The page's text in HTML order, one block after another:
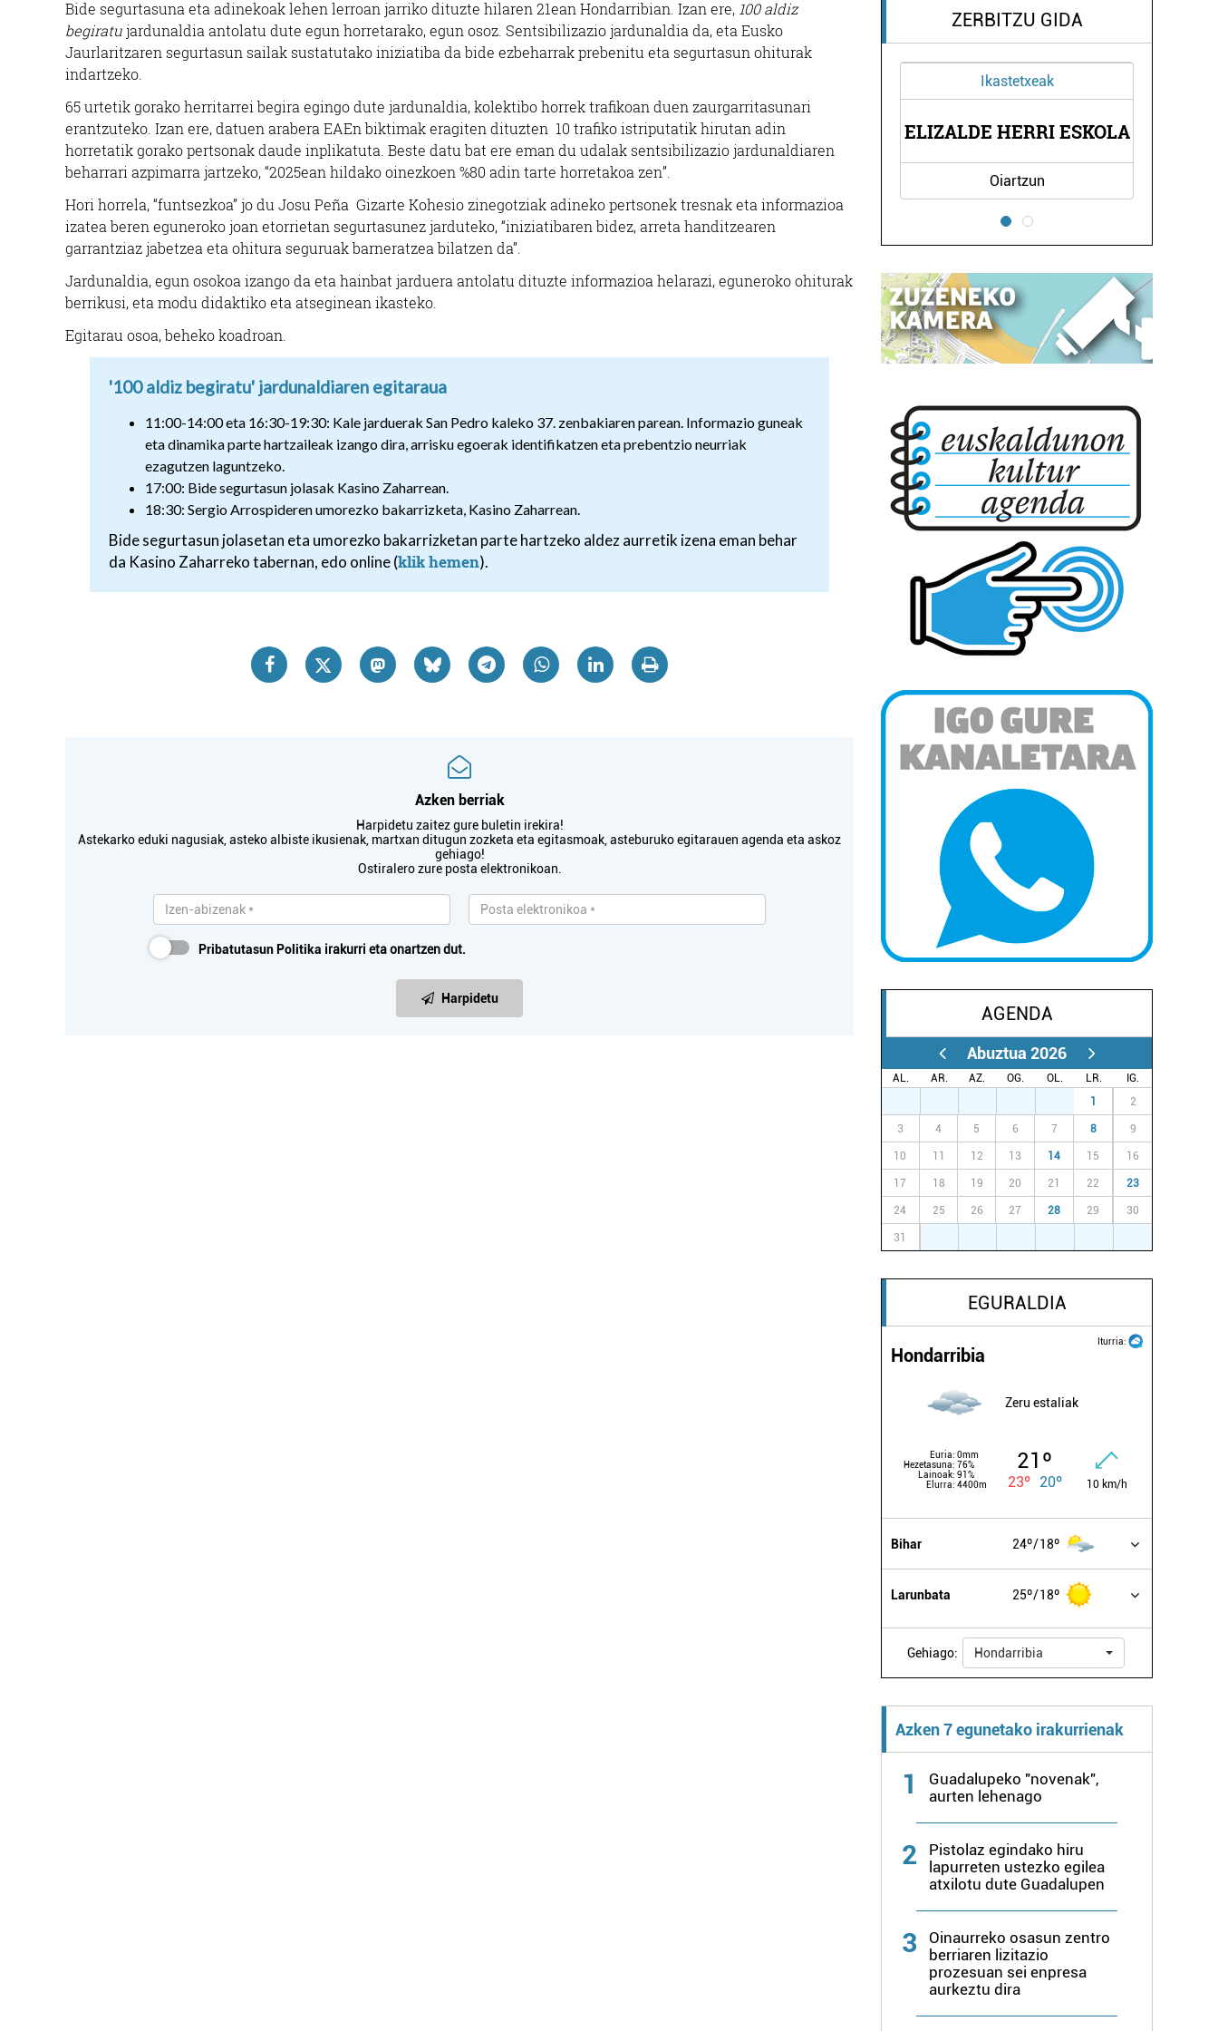
Bide segurtasuna eta adinekoak lehen lerroan jarriko dituzte hilaren 21ean Hondarribian. Izan ere, 100 aldiz
begiratu jardunaldia antolatu dute egun horretarako, egun osoz. Sentsibilizazio jardunaldia da, eta Eusko
Jaurlaritzaren segurtasun sailak sustatutako iniziatiba da bide ezbeharrak prebenitu eta segurtasun ohiturak
indartzeko.
65 urtetik gorako herritarrei begira egingo dute jardunaldia, kolektibo horrek trafikoan duen zaurgarritasunari
erantzuteko. Izan ere, datuen arabera EAEn biktimak eragiten dituzten 10 trafiko istriputatik hirutan adin
horretatik gorako pertsonak daude inplikatuta. Beste datu bat ere eman du udalak sentsibilizazio jardunaldiaren
beharrari azpimarra jartzeko, “2025ean hildako oinezkoen %80 adin tarte horretakoa zen”.
Hori horrela, “funtsezkoa” jo du Josu Peña Gizarte Kohesio zinegotziak adineko pertsonek tresnak eta informazioa
izatea beren eguneroko joan etorrietan segurtasunez jarduteko, “iniziatibaren bidez, arreta handitzearen
garrantziaz jabetzea eta ohitura seguruak barneratzea bilatzen da”.
Jardunaldia, egun osokoa izango da eta hainbat jarduera antolatu dituzte informazioa helarazi, eguneroko ohiturak
berrikusi, eta modu didaktiko eta atseginean ikasteko.
Egitarau osoa, beheko koadroan.
'100 aldiz begiratu' jardunaldiaren egitaraua
11:00-14:00 eta 16:30-19:30: Kale jarduerak San Pedro kaleko 37. zenbakiaren parean. Informazio guneak
eta dinamika parte hartzaileak izango dira, arrisku egoerak identifikatzen eta prebentzio neurriak
ezagutzen laguntzeko.
17:00: Bide segurtasun jolasak Kasino Zaharrean.
18:30: Sergio Arrospideren umorezko bakarrizketa, Kasino Zaharrean.
Bide segurtasun jolasetan eta umorezko bakarrizketan parte hartzeko aldez aurretik izena eman behar
da Kasino Zaharreko tabernan, edo online (klik hemen).
Azken berriak
Harpidetu zaitez gure buletin irekira!
Astekarko eduki nagusiak, asteko albiste ikusienak, martxan ditugun zozketa eta egitasmoak, asteburuko egitarauen agenda eta askoz
gehiago!
Ostiralero zure posta elektronikoan.
Pribatutasun Politika irakurri eta onartzen dut.
Harpidetu
ZERBITZU GIDA
ELIZALDE HERRI ESKOLA
Oiartzun
LOVE & PARADISE
ARROPA DENDA
Ikastetxeak
ELIZALDE HERRI ESKOLA
Oiartzun
AGENDA
Abuztua 2026
AL. AR. AZ. OG. OL. LR.
IG.
1 2
3 4 5 6 7 8 9
10 11 12 13 14 15 16
17 18 19 20 21 22 23
24 25 26 27 28 29 30
31
EGURALDIA
Iturria:
Hondarribia
Zeru estaliak
Euria: 0mm
Hezetasuna: 76%
Lainoak: 91%
Elurra: 4400m
21º
23º 20º 10 km/h
Bihar 24º 18º
Larunbata 25º 18º
Gehiago: Hondarribia
Azken 7 egunetako irakurrienak
1
Guadalupeko "novenak",
aurten lehenago
2
Pistolaz egindako hiru
lapurreten ustezko egilea
atxilotu dute Guadalupen
3
Oinaurreko osasun zentro
berriaren lizitazio
prozesuan sei enpresa
aurkeztu dira